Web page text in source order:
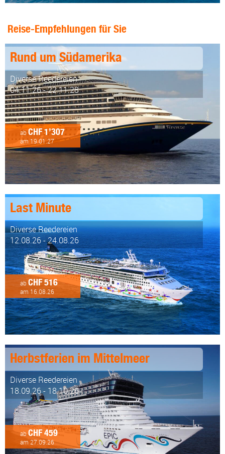
Reise-Empfehlungen für Sie
Rund um Südamerika
Diverse Reedereien
04.11.26 - 22.11.28
abCHF 1’307
am 19.01.27
Last Minute
Diverse Reedereien
12.08.26 - 24.08.26
ab CHF 516
am 16.08.26
Herbstferien im Mittelmeer
Diverse Reedereien
18.09.26 - 18.10.26
abCHF 459
am 27.09.26